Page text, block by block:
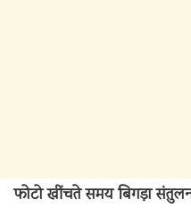
फोटो खींचते समय बिगड़ा